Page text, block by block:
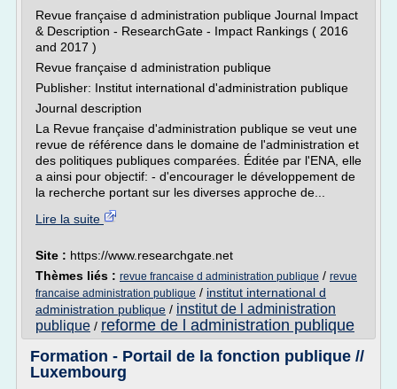
Revue française d administration publique Journal Impact
& Description - ResearchGate - Impact Rankings ( 2016
and 2017 )
Revue française d administration publique
Publisher: Institut international d'administration publique
Journal description
La Revue française d'administration publique se veut une
revue de référence dans le domaine de l'administration et
des politiques publiques comparées. Éditée par l'ENA, elle
a ainsi pour objectif: - d'encourager le développement de
la recherche portant sur les diverses approche de...
Lire la suite
Site : https://www.researchgate.net
Thèmes liés : revue francaise d administration publique / revue
francaise administration publique / institut international d
administration publique / institut de l administration
publique / reforme de l administration publique
Formation - Portail de la fonction publique //
Luxembourg